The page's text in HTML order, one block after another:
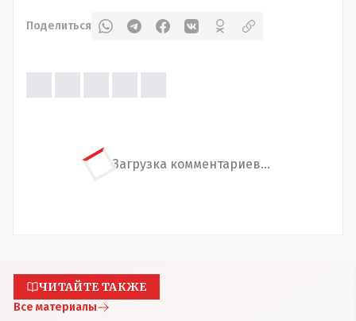
Поделиться
Загрузка комментариев...
ЧИТАЙТЕ ТАКЖЕ
Все материалы